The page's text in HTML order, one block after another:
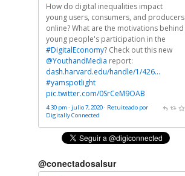
How do digital inequalities impact
young users, consumers, and producers
online? What are the motivations behind
young people's participation in the
#DigitalEconomy? Check out this new
@YouthandMedia report:
dash.harvard.edu/handle/1/426…
#yamspotlight
pic.twitter.com/0SrCeM9OAB
4:30 pm · julio 7, 2020 · Retuiteado por
Digitally Connected
@conectadosalsur